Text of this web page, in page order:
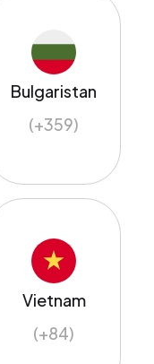
Bulgaristan
(+359)
Vietnam
(+84)